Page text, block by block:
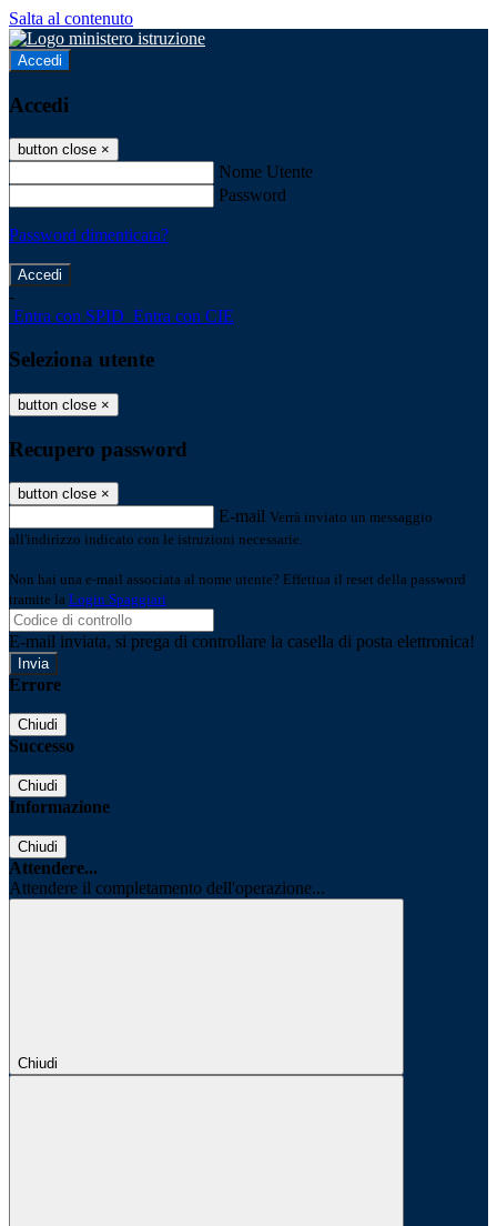
Salta al contenuto
Accedi
Accedi
button close ×
Nome Utente
Password
Password dimenticata?
-
Entra con SPID Entra con CIE
Seleziona utente
button close ×
Recupero password
button close ×
E-mail Verrà inviato un messaggio
all'indirizzo indicato con le istruzioni necessarie.
Non hai una e-mail associata al nome utente? Effettua il reset della password
tramite la Login Spaggiari
E-mail inviata, si prega di controllare la casella di posta elettronica!
Errore
Chiudi
Successo
Chiudi
Informazione
Chiudi
Attendere...
Attendere il completamento dell'operazione...
Chiudi